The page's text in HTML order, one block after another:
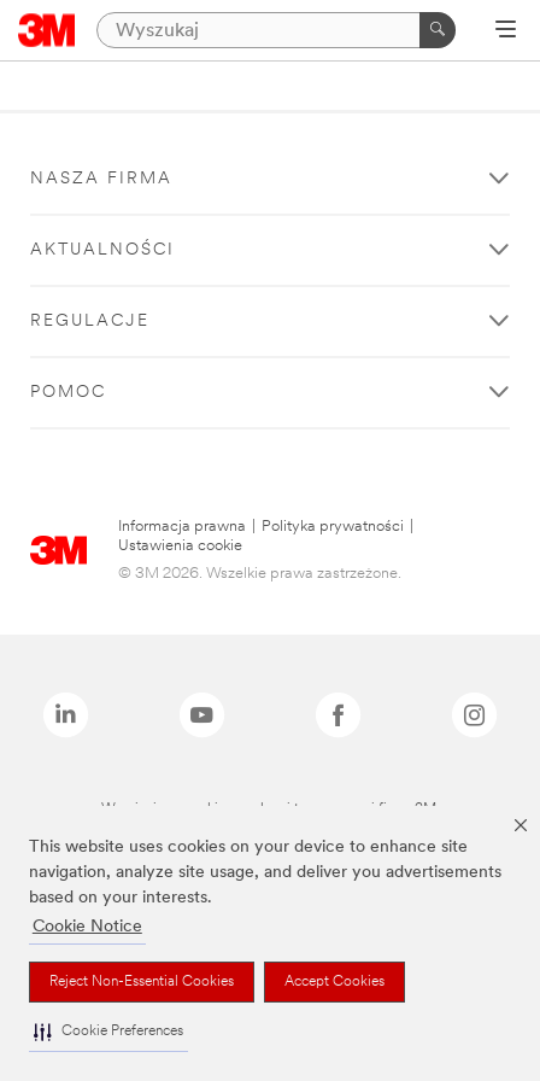
This website uses cookies on your device to enhance site
navigation, analyze site usage, and deliver you advertisements
based on your interests.
Cookie Notice
Reject Non-Essential Cookies Accept Cookies
Cookie Preferences
NASZA FIRMA
AKTUALNOŚCI
REGULACJE
POMOC
Informacja prawna Polityka prywatności
Ustawienia cookie
© 3M 2026. Wszelkie prawa zastrzeżone.
Wymienione marki są znakami towarowymi firmy 3M.